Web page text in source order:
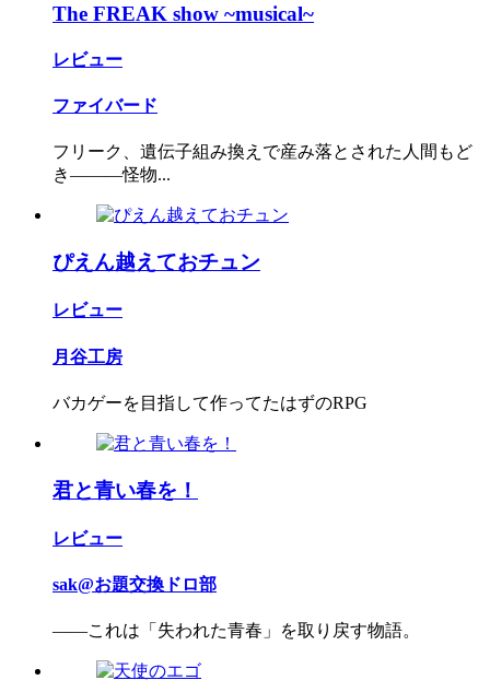
The FREAK show ~musical~
レビュー
ファイバード
フリーク、遺伝子組み換えで産み落とされた人間もど
き―――怪物...
ぴえん越えておチュン
レビュー
月谷工房
バカゲーを目指して作ってたはずのRPG
君と青い春を！
レビュー
sak@お題交換ドロ部
——これは「失われた青春」を取り戻す物語。